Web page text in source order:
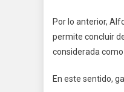
Por lo anterior,
permite concluir
considerada como
En este sentido,